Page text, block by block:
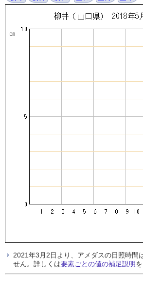
2021年3月2日より、アメダスの日照時間
せん。詳しくは要素ごとの値の補足説明